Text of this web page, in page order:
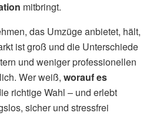
mitbringt.
das Umzüge anbietet, hält,
ist groß und die Unterschiede
und weniger professionellen
Wer weiß, worauf es
richtige Wahl – und erlebt
sicher und stressfrei